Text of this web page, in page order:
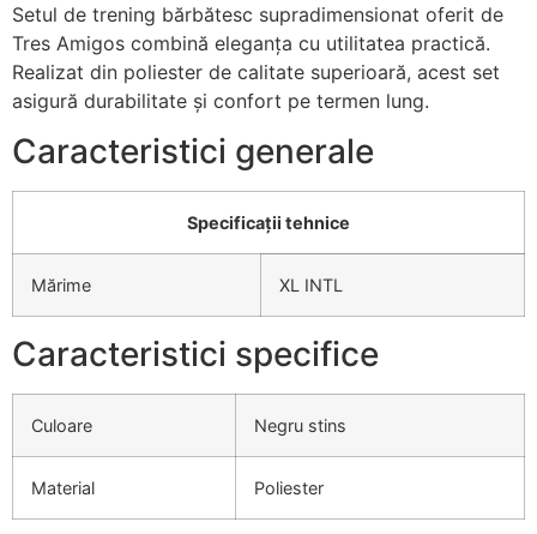
Setul de trening bărbătesc supradimensionat oferit de
Tres Amigos combină eleganța cu utilitatea practică.
Realizat din poliester de calitate superioară, acest set
asigură durabilitate și confort pe termen lung.
Caracteristici generale
Specificații tehnice
Mărime XL INTL
Caracteristici specifice
Culoare Negru stins
Material Poliester